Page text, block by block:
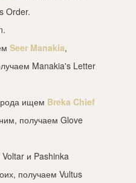
Order.
Seer Manakia,
Manakia's Letter
ищем Breka Chief
получаем Glove
и Pashinka
получаем Vultus